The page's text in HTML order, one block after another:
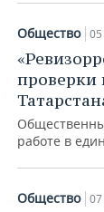
Общество
проверки
работе в
Общество